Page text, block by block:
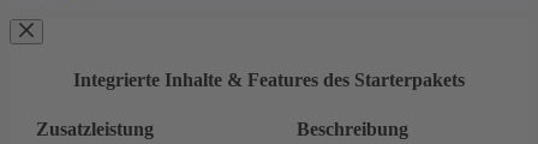
Integrierte Inhalte & Features des Starterpakets
Zusatzleistung Beschreibung